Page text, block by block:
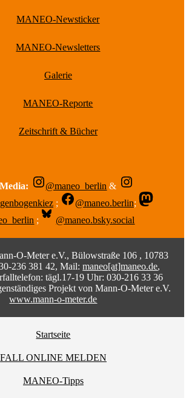
MANEO-Newsticker
MANEO-Newsletters
Galerie
MANEO-Reporte
Zeitschrift & Bücher
@maneo_berlin &
; @maneo.berlin;
; @maneo.bsky.social
O-Meter e.V., Bülowstraße 106 , 10783
236 381 42, Mail:maneo[at]maneo.de,
tägl.17-19 Uhr: 030-216 33 36
Projekt von Mann-O-Meter e.V.
www.mann-o-meter.de
Startseite
FALL ONLINE MELDEN
MANEO-Tipps